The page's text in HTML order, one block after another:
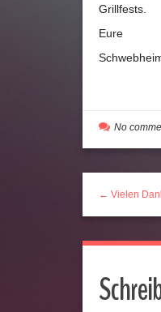
Grillfests.
Eure
No
← Vielen